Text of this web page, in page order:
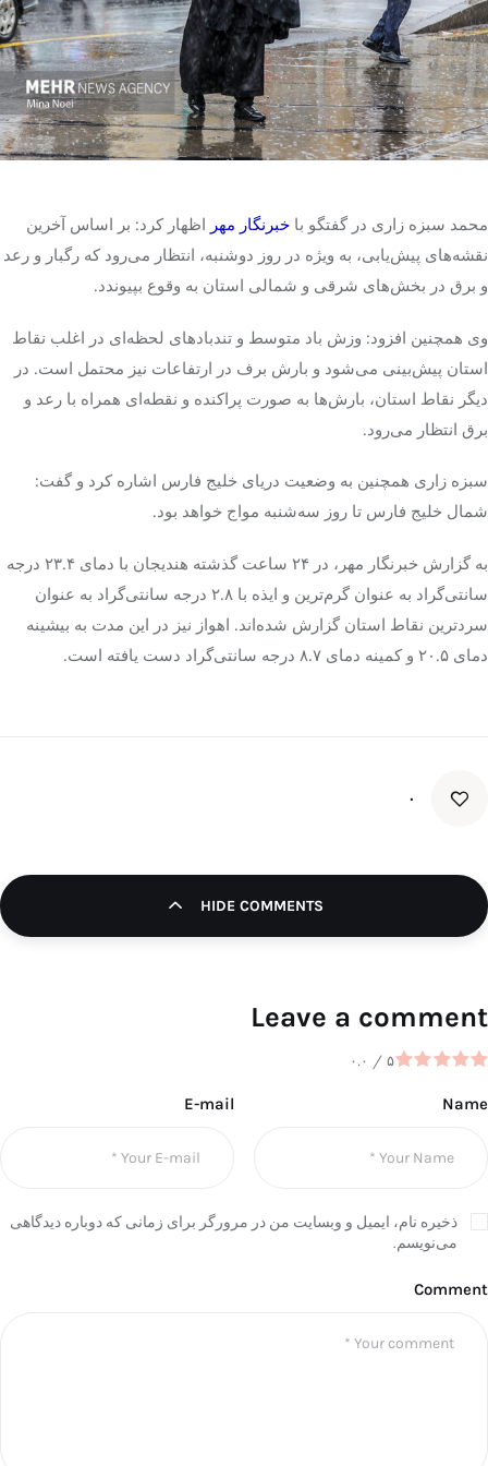
تک کده
پایگاه خبری آبان
خرید موتور ایمپلنت
محمد سبزه زاری در گفتگو با خبرنگار مهر اظهار کرد: بر اساس آخرین
نقشه‌های پیش‌یابی، به ویژه در روز دوشنبه، انتظار می‌رود که رگبار و رعد
و برق در بخش‌های شرقی و شمالی استان به وقوع بپیوندد.
وی همچنین افزود: وزش باد متوسط و تندبادهای لحظه‌ای در اغلب نقاط
استان پیش‌بینی می‌شود و بارش برف در ارتفاعات نیز محتمل است. در
دیگر نقاط استان، بارش‌ها به صورت پراکنده و نقطه‌ای همراه با رعد و
برق انتظار می‌رود.
سبزه زاری همچنین به وضعیت دریای خلیج فارس اشاره کرد و گفت:
شمال خلیج فارس تا روز سه‌شنبه مواج خواهد بود.
به گزارش خبرنگار مهر، در ۲۴ ساعت گذشته هندیجان با دمای ۲۳.۴ درجه
سانتی‌گراد به عنوان گرم‌ترین و ایذه با ۲.۸ درجه سانتی‌گراد به عنوان
سردترین نقاط استان گزارش شده‌اند. اهواز نیز در این مدت به بیشینه
دمای ۲۰.۵ و کمینه دمای ۸.۷ درجه سانتی‌گراد دست یافته است.
۰
HIDE COMMENTS
Leave a comment
۰.۰ / ۵
Name
E-mail
ذخیره نام، ایمیل و وبسایت من در مرورگر برای زمانی که دوباره دیدگاهی
می‌نویسم.
Comment